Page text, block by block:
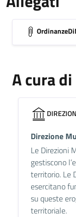
A cura di
Direzione
Le Direzioni
gestiscono
territorio. Le
esercitano
su queste
territoriale.